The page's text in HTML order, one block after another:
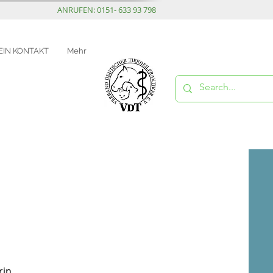
ANRUFEN: 0151- 633 93 798
KONTAKT Mehr